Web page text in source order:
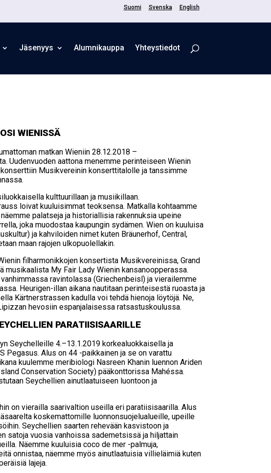
Suomi Svenska English
Jäsenyys Alum­ni­kaup­pa Yhteystiedot
WIE­NIS­SÄ
matkan Wieniin 28.12.2018 –
Uudenvuoden aattona menemme perinteiseen Wienin
Musikvereinin konserttitalolle ja tanssimme
kulttuurillaan ja musiikillaan.
loivat kuuluisimmat teoksensa. Matkalla kohtaamme
palatseja ja historiallisia rakennuksia upeine
joka muodostaa kaupungin sydämen. Wien on kuuluisa
ja kahviloiden nimet kuten Bräunerhof, Central,
maan rajojen ulkopuolellakin.
filharmonikkojen konsertista Musikvereinissa, Grand
musikaalista My Fair Lady Wienin kansanoopperassa.
ravintolassa (Griechenbeisl) ja vierailemme
Heurigen-illan aikana nautitaan perinteisestä ruoasta ja
Kärtnerstrassen kadulla voi tehdä hienoja löytöjä. Ne,
hevosiin espanjalaisessa ratsastuskoulussa.
PA­RA­TII­SI­SAA­RIL­LE
Seychelleille 4.–13.1.2019 korkealuokkaisella ja
Alus on 44 -paikkainen ja se on varattu
kuulemme meribiologi Nasreen Khanin luennon Ariden
Conservation Society) pääkonttorissa Mahéssa.
Seychellien ainutlaatuiseen luontoon ja
on vierailla saarivaltion useilla eri paratiisisaarilla. Alus
koskemattomille luonnonsuojelualueille, upeille
Seychellien saarten rehevään kasvistoon ja
satoja vuosia vanhoissa sademetsissä ja hiljattain
Näemme kuuluisia coco de mer -palmuja,
onnistaa, näemme myös ainutlaatuisia villieläimiä kuten
lajeja.